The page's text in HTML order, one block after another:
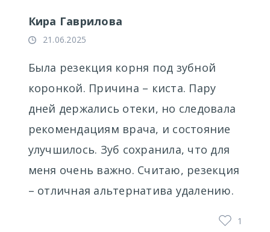
Кира Гаврилова
21.06.2025
Была резекция корня под зубной
коронкой. Причина – киста. Пару
дней держались отеки, но следовала
рекомендациям врача, и состояние
улучшилось. Зуб сохранила, что для
меня очень важно. Считаю, резекция
– отличная альтернатива удалению.
1